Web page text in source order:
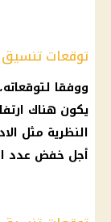
توقعات تنسيق
ووفقا
يكون هناك
النظرية مثل
أجل خفض عدد